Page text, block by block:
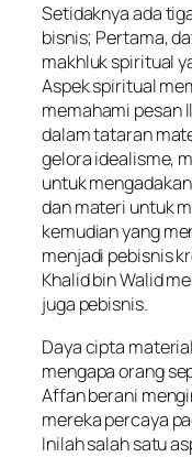
Setidaknya ada
bisnis; Pertama,
makhluk spiritual
Aspek spiritual
memahami pesan
dalam tataran
gelora idealisme,
untuk
dan materi untuk
kemudian yang
menjadi pebisnis
Khalid bin Walid
juga pebisnis.
Daya cipta
mengapa orang
Affan berani
mereka percaya
Inilah salah satu